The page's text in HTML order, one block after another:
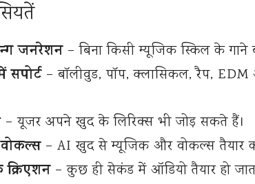
जनरेशन – बिना किसी म्यूजिक स्किल के गाने
सपोर्ट – बॉलीवुड, पॉप, क्लासिकल, रैप,
– यूजर अपने खुद के लिरिक्स भी जोड़ सकते हैं।
– AI खुद से म्यूजिक और वोकल्स तैयार
– कुछ ही सेकंड में ऑडियो तैयार हो